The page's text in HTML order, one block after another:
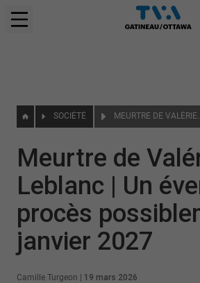
SOCIÉTÉ MEURTRE DE VALÉRIE
Meurtre de
Leblanc | Un
procès
janvier 2027
Camille Turgeon 19 mars 2026